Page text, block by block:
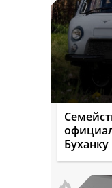
Буханку